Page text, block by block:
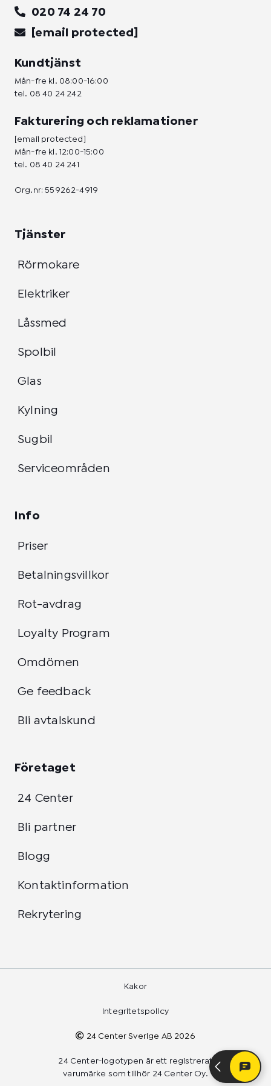
020 74 24 70
[email protected]
Kundtjänst
Mån-fre kl. 08:00-16:00
tel. 08 40 24 242
Fakturering och reklamationer
[email protected]
Mån-fre kl. 12:00-15:00
tel. 08 40 24 241
Org.nr: 559262-4919
Tjänster
Rörmokare
Elektriker
Låssmed
Spolbil
Glas
Kylning
Sugbil
Serviceområden
Info
Priser
Betalningsvillkor
Rot-avdrag
Loyalty Program
Omdömen
Ge feedback
Bli avtalskund
Företaget
24 Center
Bli partner
Blogg
Kontaktinformation
Rekrytering
Kakor
Integritetspolicy
24 Center Sverige AB 2026
24 Center-logotypen är ett registrerat
varumärke som tillhör 24 Center Oy.